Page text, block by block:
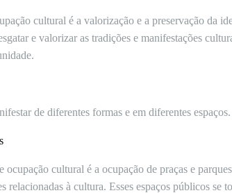
cultural é a valorização e a preservação da
e valorizar as tradições e manifestações
de diferentes formas e em diferentes
cultural é a ocupação de praças e
relacionadas à cultura. Esses espaços públicos se